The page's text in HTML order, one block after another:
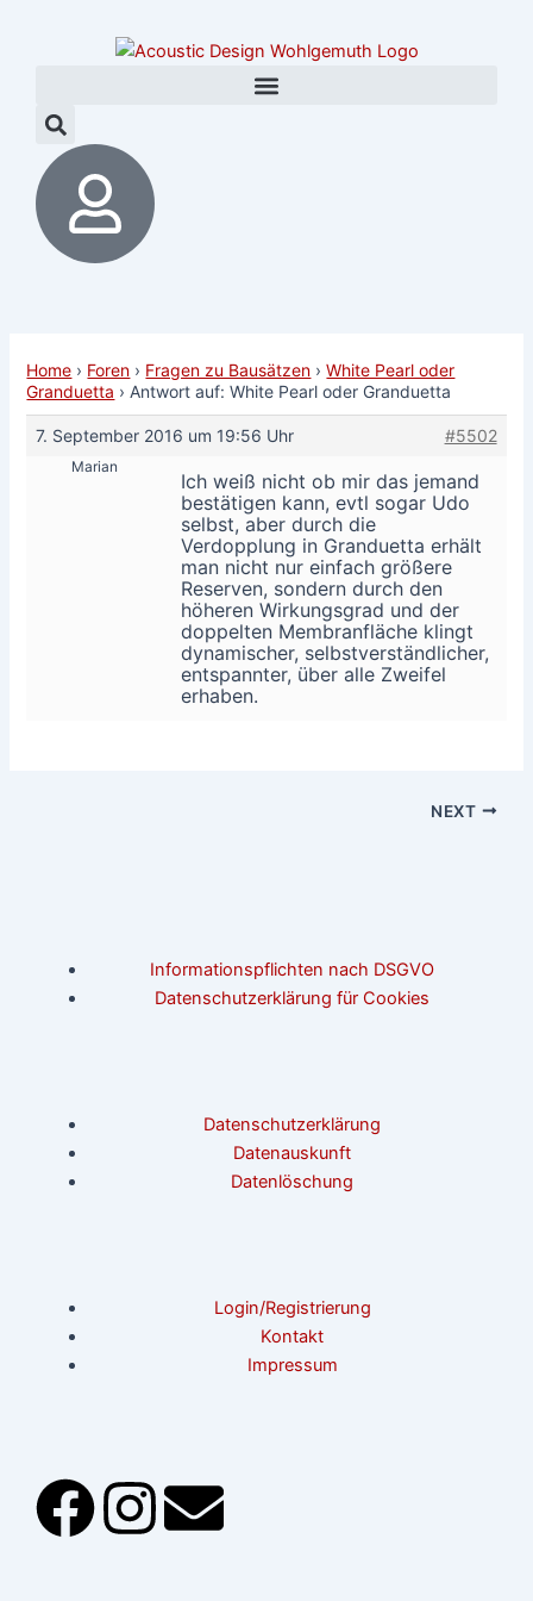
Home › Foren › Fragen zu Bausätzen › White Pearl oder
Granduetta › Antwort auf: White Pearl oder Granduetta
7. September 2016 um 19:56 Uhr #5502
Marian
Ich weiß nicht ob mir das jemand
bestätigen kann, evtl sogar Udo
selbst, aber durch die
Verdopplung in Granduetta erhält
man nicht nur einfach größere
Reserven, sondern durch den
höheren Wirkungsgrad und der
doppelten Membranfläche klingt
dynamischer, selbstverständlicher,
entspannter, über alle Zweifel
erhaben.
NEXT
Informationspflichten nach DSGVO
Datenschutzerklärung für Cookies
Datenschutzerklärung
Datenauskunft
Datenlöschung
Login/Registrierung
Kontakt
Impressum
F I
E